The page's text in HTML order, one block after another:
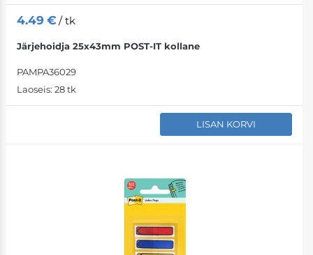
4.49 €/ tk
Järjehoidja 25x43mm POST-IT kollane
PAMPA36029
Laoseis: 28 tk
LISAN KORVI